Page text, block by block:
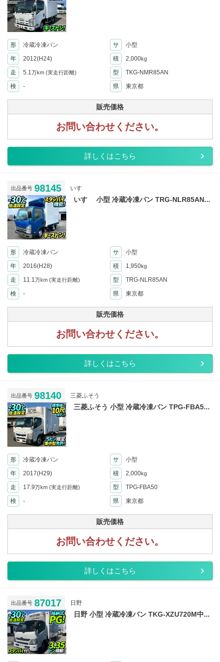
形 冷蔵冷凍バン サ
小型
年
2012(H24) 積 2,000kg
走 5.1万km (実走行距離) 型
TKG-NMR85AN
検
- 県 東京都
販売価格
お問い合わせください。
詳しくはこちら
出品番号 98145 いすゞ
いすゞ 小型 冷蔵冷凍バン TRG-NLR85AN...
形 冷蔵冷凍バン サ
小型
年
2016(H28) 積 1,950kg
走 11.1万km (実走行距離) 型
TRG-NLR85AN
検
- 県 東京都
販売価格
お問い合わせください。
詳しくはこちら
出品番号 98140 三菱ふそう
三菱ふそう 小型 冷蔵冷凍バン TPG-FBA5...
形 冷蔵冷凍バン サ
小型
年
2017(H29) 積 2,000kg
走 17.9万km (実走行距離) 型
TPG-FBA50
検
- 県 東京都
販売価格
お問い合わせください。
詳しくはこちら
出品番号 87017 日野
日野 小型 冷蔵冷凍バン TKG-XZU720M中...